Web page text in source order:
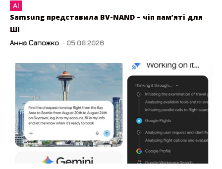
AI
Samsung представила BV-NAND – чіп пам’яті для
ШІ
Анна Сапожко - 05.08.2026